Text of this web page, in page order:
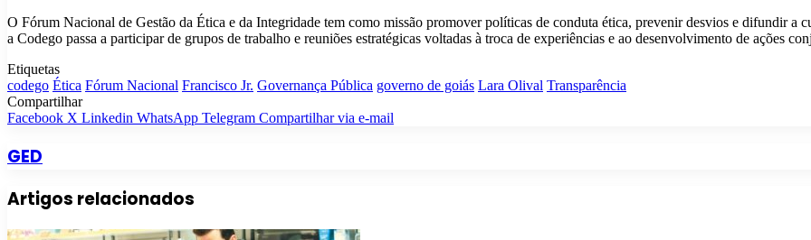
O Fórum Nacional de Gestão da Ética e da Integridade tem como missão promover políticas de conduta ética, prevenir desvios e difundir a
a Codego passa a participar de grupos de trabalho e reuniões estratégicas voltadas à troca de experiências e ao desenvolvimento de ações
Etiquetas
codego Ética Fórum Nacional Francisco Jr. Governança Pública governo de goiás Lara Olival Transparência
Compartilhar
Facebook X Linkedin WhatsApp Telegram Compartilhar via e-mail
GED
Artigos relacionados